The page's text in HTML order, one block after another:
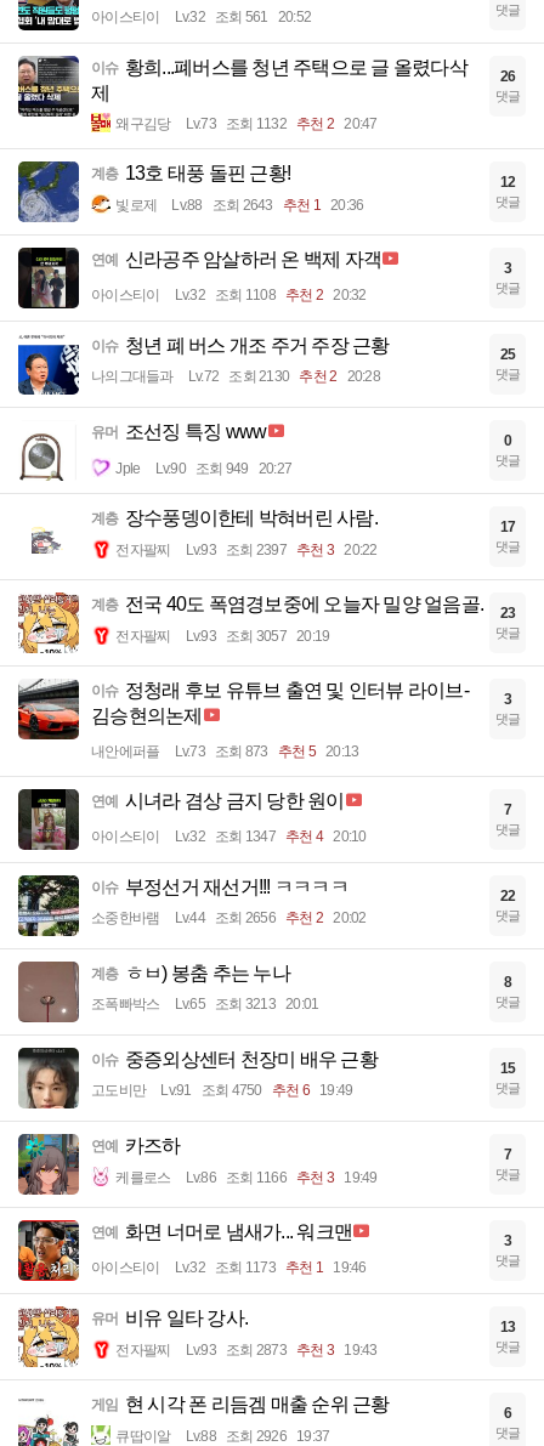
아이스티이 Lv.32 조회 561 20:52 댓글
이슈 황희...폐버스를 청년 주택으로 글 올렸다삭
제
왜구김당 Lv.73 조회 1132 추천 2 20:47
26
댓글
계층 13호 태풍 돌핀 근황!
빛로제 Lv.88 조회 2643 추천 1 20:36
12
댓글
연예 신라공주 암살하러 온 백제 자객
아이스티이 Lv.32 조회 1108 추천 2 20:32
3
댓글
이슈 청년 폐 버스 개조 주거 주장 근황
나의그대들과 Lv.72 조회 2130 추천 2 20:28
25
댓글
유머 조선징 특징 www
Jple Lv.90 조회 949 20:27
0
댓글
계층 장수풍뎅이한테 박혀버린 사람.
전자팔찌 Lv.93 조회 2397 추천 3 20:22
17
댓글
계층 전국 40도 폭염경보중에 오늘자 밀양 얼음골.
전자팔찌 Lv.93 조회 3057 20:19
23
댓글
이슈 정청래 후보 유튜브 출연 및 인터뷰 라이브-
김승현의논제
내안에퍼플 Lv.73 조회 873 추천 5 20:13
3
댓글
연예 시녀라 겸상 금지 당한 원이
아이스티이 Lv.32 조회 1347 추천 4 20:10
7
댓글
이슈 부정선거 재선거!!! ㅋㅋㅋㅋ
소중한바램 Lv.44 조회 2656 추천 2 20:02
22
댓글
계층 ㅎㅂ) 봉춤 추는 누나
조폭빠박스 Lv.65 조회 3213 20:01
8
댓글
이슈 중증외상센터 천장미 배우 근황
고도비만 Lv.91 조회 4750 추천 6 19:49
15
댓글
연예 카즈하
케를로스 Lv.86 조회 1166 추천 3 19:49
7
댓글
연예 화면 너머로 냄새가... 워크맨
아이스티이 Lv.32 조회 1173 추천 1 19:46
3
댓글
유머 비유 일타 강사.
전자팔찌 Lv.93 조회 2873 추천 3 19:43
13
댓글
게임 현 시각 폰 리듬겜 매출 순위 근황
큐땁이알 Lv.88 조회 2926 19:37
6
댓글